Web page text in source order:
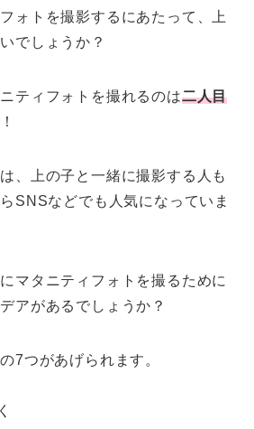
ォトを撮影するにあたって、上
でしょうか？
ティフォトを撮れるのは二人目
、上の子と一緒に撮影する人も
SNSなどでも人気になっていま
マタニティフォトを撮るために
アがあるでしょうか？
7つがあげられます。